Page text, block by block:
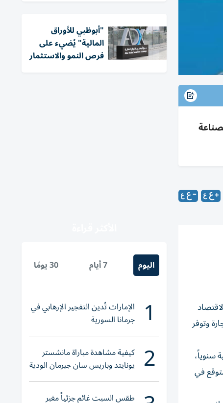
والصناعة
وتوفر
تصل إلى 1.5 مليون حاوية نمطية سنوياً،
في
"أبوظبي للأوراق
المالية" يُضيء على
فرص النمو والاستثمار
اليوم 7 أيام 30 يومًا
1 الإمارات تُدين التفجير الإرهابي في
جرمانا السورية
2 كيفية مشاهدة مباراة مانشستر
يونايتد وباريس سان جيرمان الودية
والقنوات الناقلة
طقس السبت غائم جزئياً مغبر